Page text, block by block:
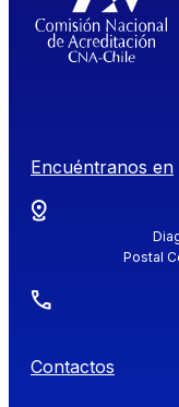
Encuéntranos en
Postal
Contactos